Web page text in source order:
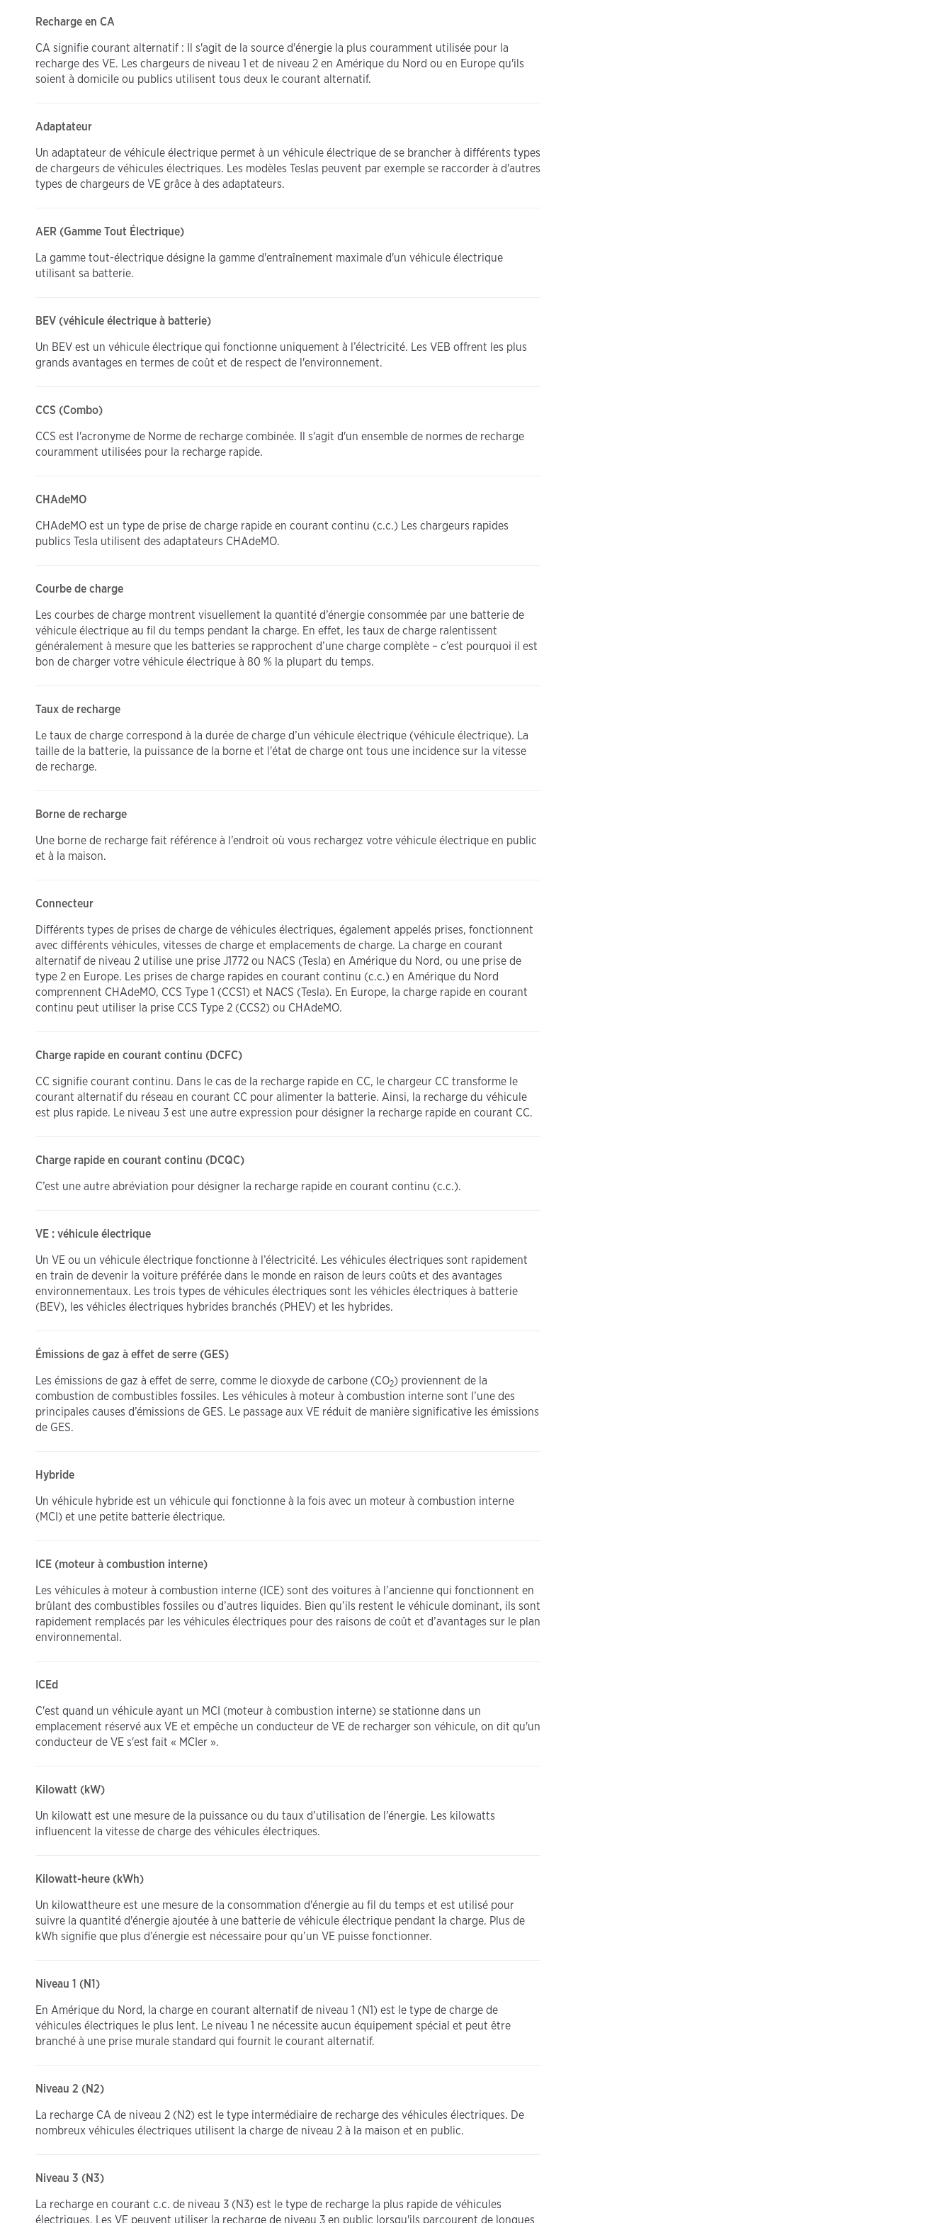
Recharge en CA
CA signifie courant alternatif : Il s'agit de la source d'énergie la plus couramment utilisée pour la
recharge des VE. Les chargeurs de niveau 1 et de niveau 2 en Amérique du Nord ou en Europe qu'ils
soient à domicile ou publics utilisent tous deux le courant alternatif.
Adaptateur
Un adaptateur de véhicule électrique permet à un véhicule électrique de se brancher à différents types
de chargeurs de véhicules électriques. Les modèles Teslas peuvent par exemple se raccorder à d'autres
types de chargeurs de VE grâce à des adaptateurs.
AER (Gamme Tout Électrique)
La gamme tout-électrique désigne la gamme d'entraînement maximale d'un véhicule électrique
utilisant sa batterie.
BEV (véhicule électrique à batterie)
Un BEV est un véhicule électrique qui fonctionne uniquement à l’électricité. Les VEB offrent les plus
grands avantages en termes de coût et de respect de l'environnement.
CCS (Combo)
CCS est l'acronyme de Norme de recharge combinée. Il s'agit d'un ensemble de normes de recharge
couramment utilisées pour la recharge rapide.
CHAdeMO
CHAdeMO est un type de prise de charge rapide en courant continu (c.c.) Les chargeurs rapides
publics Tesla utilisent des adaptateurs CHAdeMO.
Courbe de charge
Les courbes de charge montrent visuellement la quantité d’énergie consommée par une batterie de
véhicule électrique au fil du temps pendant la charge. En effet, les taux de charge ralentissent
généralement à mesure que les batteries se rapprochent d’une charge complète – c’est pourquoi il est
bon de charger votre véhicule électrique à 80 % la plupart du temps.
Taux de recharge
Le taux de charge correspond à la durée de charge d’un véhicule électrique (véhicule électrique). La
taille de la batterie, la puissance de la borne et l'état de charge ont tous une incidence sur la vitesse
de recharge.
Borne de recharge
Une borne de recharge fait référence à l’endroit où vous rechargez votre véhicule électrique en public
et à la maison.
Connecteur
Différents types de prises de charge de véhicules électriques, également appelés prises, fonctionnent
avec différents véhicules, vitesses de charge et emplacements de charge. La charge en courant
alternatif de niveau 2 utilise une prise J1772 ou NACS (Tesla) en Amérique du Nord, ou une prise de
type 2 en Europe. Les prises de charge rapides en courant continu (c.c.) en Amérique du Nord
comprennent CHAdeMO, CCS Type 1 (CCS1) et NACS (Tesla). En Europe, la charge rapide en courant
continu peut utiliser la prise CCS Type 2 (CCS2) ou CHAdeMO.
Charge rapide en courant continu (DCFC)
CC signifie courant continu. Dans le cas de la recharge rapide en CC, le chargeur CC transforme le
courant alternatif du réseau en courant CC pour alimenter la batterie. Ainsi, la recharge du véhicule
est plus rapide. Le niveau 3 est une autre expression pour désigner la recharge rapide en courant CC.
Charge rapide en courant continu (DCQC)
C’est une autre abréviation pour désigner la recharge rapide en courant continu (c.c.).
VE : véhicule électrique
Un VE ou un véhicule électrique fonctionne à l’électricité. Les véhicules électriques sont rapidement
en train de devenir la voiture préférée dans le monde en raison de leurs coûts et des avantages
environnementaux. Les trois types de véhicules électriques sont les véhicles électriques à batterie
(BEV), les véhicles électriques hybrides branchés (PHEV) et les hybrides.
Émissions de gaz à effet de serre (GES)
Les émissions de gaz à effet de serre, comme le dioxyde de carbone (CO2) proviennent de la
combustion de combustibles fossiles. Les véhicules à moteur à combustion interne sont l’une des
principales causes d’émissions de GES. Le passage aux VE réduit de manière significative les émissions
de GES.
Hybride
Un véhicule hybride est un véhicule qui fonctionne à la fois avec un moteur à combustion interne
(MCI) et une petite batterie électrique.
ICE (moteur à combustion interne)
Les véhicules à moteur à combustion interne (ICE) sont des voitures à l’ancienne qui fonctionnent en
brûlant des combustibles fossiles ou d’autres liquides. Bien qu’ils restent le véhicule dominant, ils sont
rapidement remplacés par les véhicules électriques pour des raisons de coût et d’avantages sur le plan
environnemental.
ICEd
C'est quand un véhicule ayant un MCI (moteur à combustion interne) se stationne dans un
emplacement réservé aux VE et empêche un conducteur de VE de recharger son véhicule, on dit qu'un
conducteur de VE s'est fait « MCIer ».
Kilowatt (kW)
Un kilowatt est une mesure de la puissance ou du taux d’utilisation de l’énergie. Les kilowatts
influencent la vitesse de charge des véhicules électriques.
Kilowatt-heure (kWh)
Un kilowattheure est une mesure de la consommation d'énergie au fil du temps et est utilisé pour
suivre la quantité d'énergie ajoutée à une batterie de véhicule électrique pendant la charge. Plus de
kWh signifie que plus d’énergie est nécessaire pour qu’un VE puisse fonctionner.
Niveau 1 (N1)
En Amérique du Nord, la charge en courant alternatif de niveau 1 (N1) est le type de charge de
véhicules électriques le plus lent. Le niveau 1 ne nécessite aucun équipement spécial et peut être
branché à une prise murale standard qui fournit le courant alternatif.
Niveau 2 (N2)
La recharge CA de niveau 2 (N2) est le type intermédiaire de recharge des véhicules électriques. De
nombreux véhicules électriques utilisent la charge de niveau 2 à la maison et en public.
Niveau 3 (N3)
La recharge en courant c.c. de niveau 3 (N3) est le type de recharge la plus rapide de véhicules
électriques. Les VE peuvent utiliser la recharge de niveau 3 en public lorsqu'ils parcourent de longues